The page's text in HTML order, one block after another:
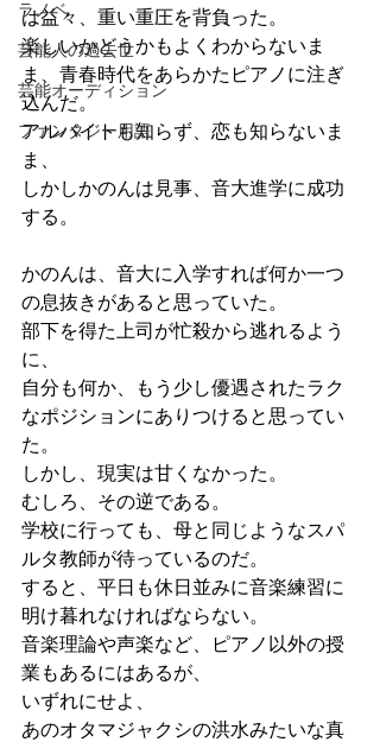
ラノベ
芸能人の過去世
芸能オーディション
ファンタジー用語
は益々、重い重圧を背負った。
楽しいかどうかもよくわからないま
ま、青春時代をあらかたピアノに注ぎ
込んだ。
アルバイトも知らず、恋も知らないま
ま、
しかしかのんは見事、音大進学に成功
する。
かのんは、音大に入学すれば何か一つ
の息抜きがあると思っていた。
部下を得た上司が忙殺から逃れるよう
に、
自分も何か、もう少し優遇されたラク
なポジションにありつけると思ってい
た。
しかし、現実は甘くなかった。
むしろ、その逆である。
学校に行っても、母と同じようなスパ
ルタ教師が待っているのだ。
すると、平日も休日並みに音楽練習に
明け暮れなければならない。
音楽理論や声楽など、ピアノ以外の授
業もあるにはあるが、
いずれにせよ、
あのオタマジャクシの洪水みたいな真